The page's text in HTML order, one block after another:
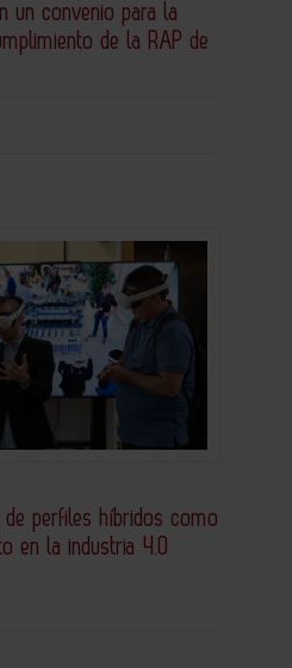
un convenio para la
de la RAP de
de perfiles híbridos como
en la industria 4.0